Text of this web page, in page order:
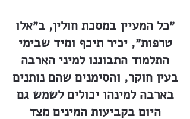
״כל המעיין במסכת חולין, ב״אלו
טרפות״, יכיר תיכף ומיד שבימי
התלמוד התבוננו למיני הארבה
בעין חוקר, והסימנים שהם נותנים
בארבה למינהו יכולים לשמש גם
היום בקביעות המינים מצד